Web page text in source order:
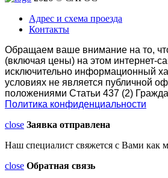
Адрес и схема проезда
Контакты
Обращаем ваше внимание на то,
(включая цены) на этом интернет-
исключительно информационный
условиях не является публичной
положениями Статьи 437 (2)
Политика конфиденциальности
close Заявка отправлена
Наш специалист свяжется с Вами как
close Обратная связь